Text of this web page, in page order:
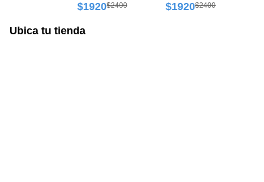
$1920$2400 $1920$2400
Ubica tu tienda